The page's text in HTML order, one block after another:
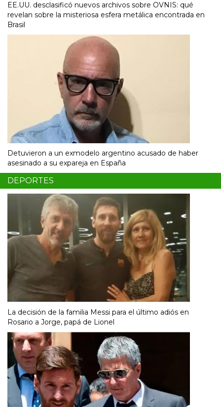
EE.UU. desclasificó nuevos archivos sobre OVNIS: qué
revelan sobre la misteriosa esfera metálica encontrada en
Brasil
Detuvieron a un exmodelo argentino acusado de haber
asesinado a su expareja en España
DEPORTES
La decisión de la familia Messi para el último adiós en
Rosario a Jorge, papá de Lionel